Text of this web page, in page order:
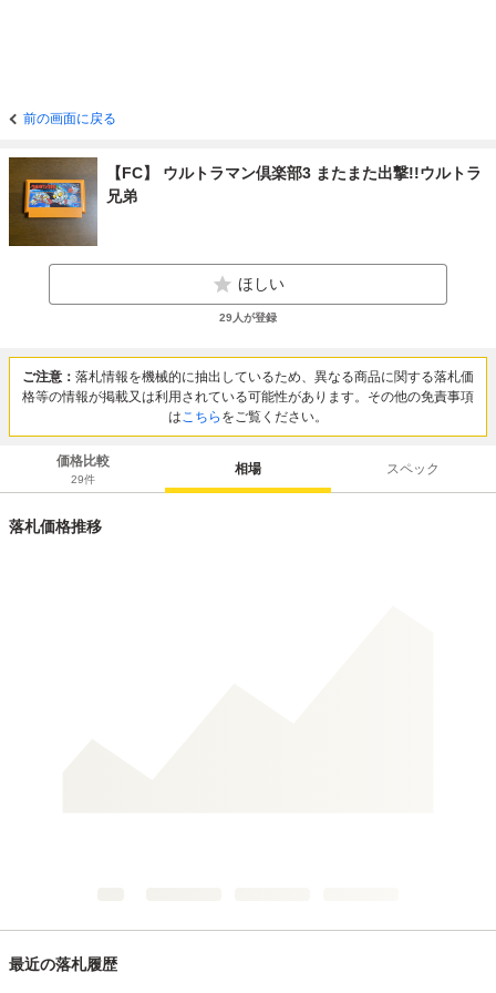
前の画面に戻る
【FC】 ウルトラマン倶楽部3 またまた出撃!!ウルトラ
兄弟
ほしい
29人が登録
ご注意： 落札情報を機械的に抽出しているため、異なる商品に関する落札価
格等の情報が掲載又は利用されている可能性があります。その他の免責事項
はこちら をご覧ください。
価格比較
29件
相場 スペック
落札価格推移
最近の落札履歴